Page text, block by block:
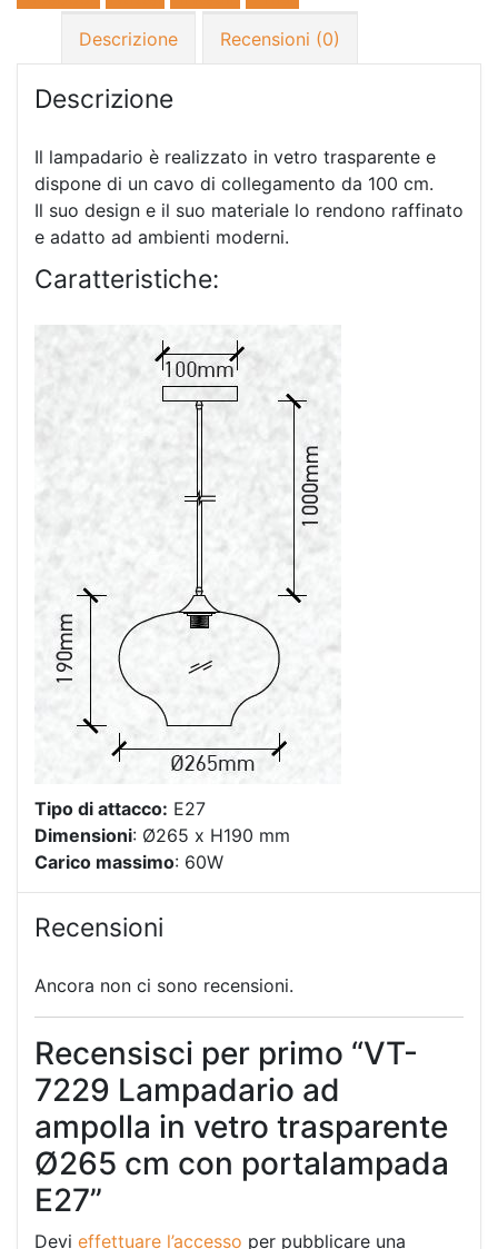
Descrizione
Recensioni (0)
Descrizione
Il lampadario è realizzato in vetro trasparente e
dispone di un cavo di collegamento da 100 cm.
Il suo design e il suo materiale lo rendono raffinato
e adatto ad ambienti moderni.
Caratteristiche:
Tipo di attacco: E27
Dimensioni: Ø265 x H190 mm
Carico massimo: 60W
Recensioni
Ancora non ci sono recensioni.
Recensisci per primo “VT-
7229 Lampadario ad
ampolla in vetro trasparente
Ø265 cm con portalampada
E27”
Devi effettuare l’accesso per pubblicare una